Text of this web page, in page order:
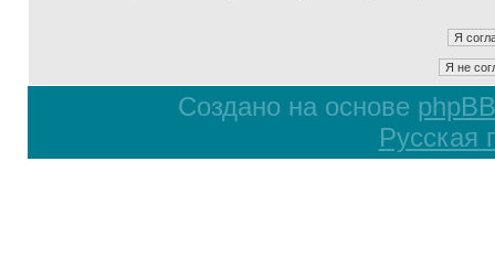
Создано на основе phpBB
Русская